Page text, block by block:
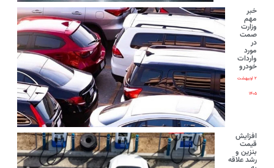
خبر
مهم
وزارت
صمت
در
مورد
واردات
خودرو
۲ اردیبهشت
۱۴۰۵
افزایش
قیمت
بنزین و
رشد علاقه